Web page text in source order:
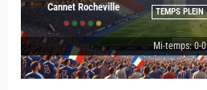
Cannet Rocheville TEMPS PLEIN
Mi-temps: 0-0